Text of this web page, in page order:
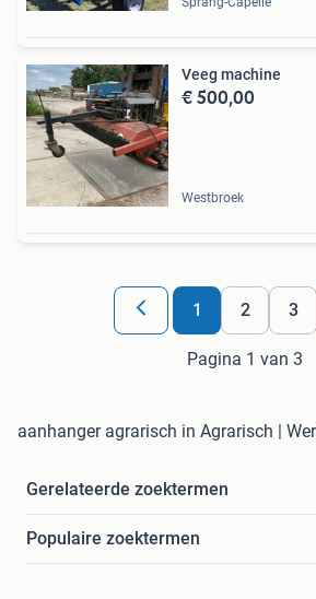
Veeg machine
€ 500,00
Westbroek
1 2 3
Pagina 1 van 3
aanhanger agrarisch in Agrarisch |
Gerelateerde zoektermen
Populaire zoektermen